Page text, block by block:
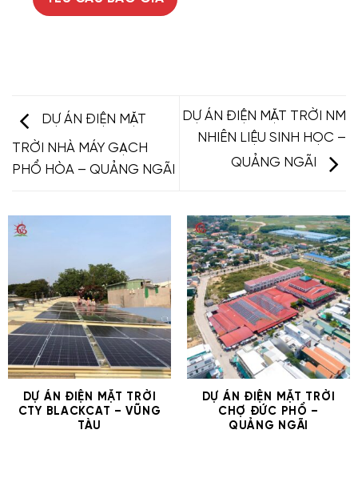
DỰ ÁN ĐIỆN MẶT
TRỜI NHÀ MÁY GẠCH
PHỔ HÒA – QUẢNG NGÃI
DỰ ÁN ĐIỆN MẶT TRỜI NM
NHIÊN LIỆU SINH HỌC –
QUẢNG NGÃI
DỰ ÁN ĐIỆN MẶT TRỜI
CTY BLACKCAT – VŨNG
TÀU
DỰ ÁN ĐIỆN MẶT TRỜI
CHỢ ĐỨC PHỔ –
QUẢNG NGÃI